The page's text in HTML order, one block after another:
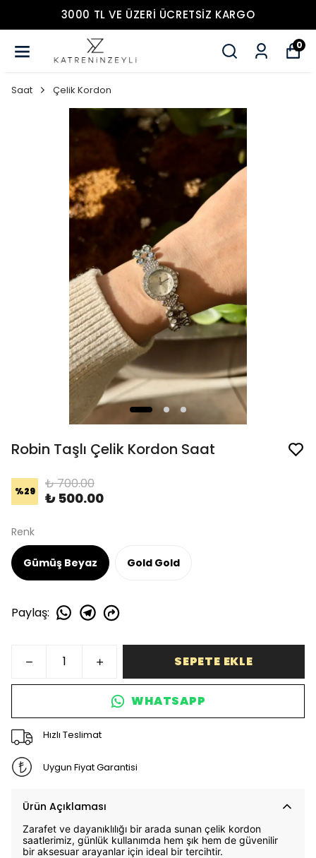
3000 TL VE ÜZERİ ÜCRETSİZ KARGO
0
Saat Çelik Kordon
Robin Taşlı Çelik Kordon Saat
%29 ₺ 700.00
₺ 500.00
Renk
Gümüş Beyaz Gold Gold
Paylaş:
SEPETE EKLE
WHATSAPP
Hızlı Teslimat
Uygun Fiyat Garantisi
Ürün Açıklaması
Zarafet ve dayanıklılığı bir arada sunan çelik kordon
saatlerimiz, günlük kullanımda hem şık hem de güvenilir
bir aksesuar arayanlar için ideal bir tercihtir.